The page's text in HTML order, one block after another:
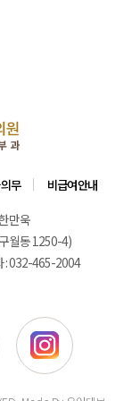
무
비급여안내
만욱
월동 1250-4)
: 032-465-2004